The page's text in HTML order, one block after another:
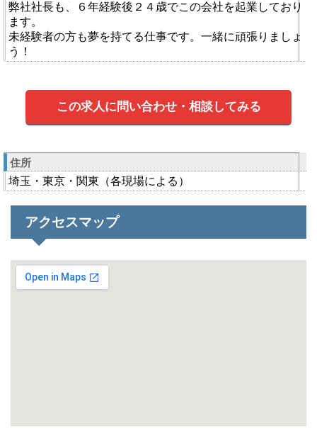
弊社社長も、６年経験後２４歳でこの会社を起業しており
ます。
未経験者の方も夢を持てる仕事です。一緒に頑張りましょ
う！
この求人に問い合わせ・相談してみる
住所
埼玉・東京・関東（各現場による）
アクセスマップ